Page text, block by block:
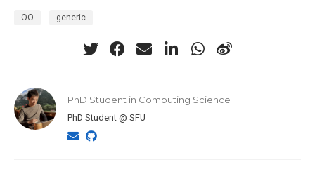
OO generic
PhD Student in Computing Science
PhD Student @ SFU